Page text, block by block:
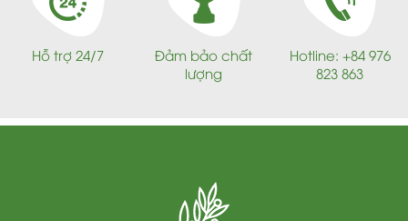
Hỗ trợ 24/7
Đảm bảo chất
lượng
Hotline: +84 976
823 863